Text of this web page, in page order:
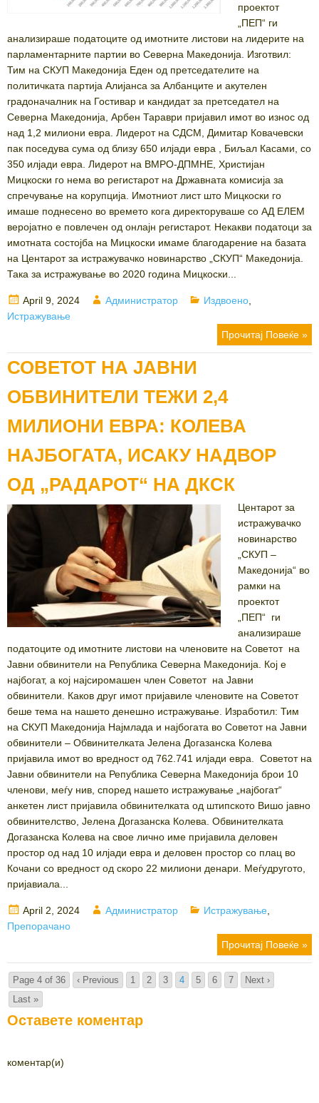
проектот
„ПЕП“ ги
анализираше податоците од имотните листови на лидерите на
парламентарните партии во Северна Македонија. Изготвил:
Тим на СКУП Македонија Еден од претседателите на
политичката партија Алијанса за Албанците и акутелен
градоначалник на Гостивар и кандидат за претседател на
Северна Македонија, Арбен Тараври пријавил имот во износ од
над 1,2 милиони евра. Лидерот на СДСМ, Димитар Ковачевски
пак поседува сума од близу 650 илјади евра , Биљал Касами, со
350 илјади евра. Лидерот на ВМРО-ДПМНЕ, Христијан
Мицкоски го нема во регистарот на Државната комисија за
спречување на корупција. Имотниот лист што Мицкоски го
имаше поднесено во времето кога директоруваше со АД ЕЛЕМ
веројатно е повлечен од онлајн регистарот. Некакви податоци за
имотната состојба на Мицкоски имаме благодарение на базата
на Центарот за истражувачко новинарство „СКУП“ Македонија.
Така за истражување во 2020 година Мицкоски...
Posted
on
April 9, 2024 Author
Администратор Categories
Издвоено
Истражување
Прочитај Повеќе »
СОВЕТОТ НА ЈАВНИ
ОБВИНИТЕЛИ ТЕЖИ 2,4
МИЛИОНИ ЕВРА: КОЛЕВА
НАЈБОГАТА, ИСАКУ НАДВОР
ОД „РАДАРОТ“ НА ДКСК
Центарот за
истражувачко
новинарство
„СКУП –
Македонија“ во
рамки на
проектот
„ПЕП“ ги
анализираше
податоците од имотните листови на членовите на Советот на
Јавни обвинители на Република Северна Македонија. Кој е
најбогат, а кој најсиромашен член Советот на Јавни
обвинители. Каков друг имот пријавиле членовите на Советот
беше тема на нашето денешно истражување. Изработил: Тим
на СКУП Македонија Најмлада и најбогата во Советот на Јавни
обвинители – Обвинителката Јелена Догазанска Колева
пријавила имот во вредност од 762.741 илјади евра. Советот на
Јавни обвинители на Република Северна Македонија брои 10
членови, меѓу нив, според нашето истражување „најбогат“
анкетен лист пријавила обвинителката од штипското Вишо јавно
обвинителство, Јелена Догазанска Колева. Обвинителката
Догазанска Колева на свое лично име пријавила деловен
простор од над 10 илјади евра и деловен простор со плац во
Кочани со вредност од скоро 22 милиони денари. Меѓудругото,
пријавиала...
Posted
on
April 2, 2024 Author
Администратор Categories
Истражување
Препорачано
Прочитај Повеќе »
Page 4 of 36 ‹ Previous 1 2 3 4 5 6 7
Next ›
Last »
Оставете коментар
коментар(и)